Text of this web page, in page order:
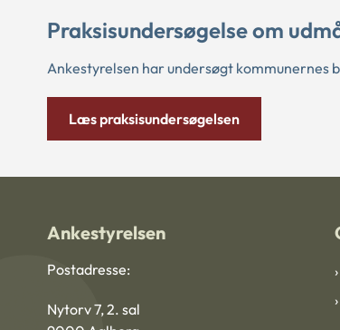
Praksisundersøgelse om
Ankestyrelsen har undersøgt
Læs praksisundersøgelsen
Ankestyrelsen
Postadresse:
Nytorv 7, 2. sal